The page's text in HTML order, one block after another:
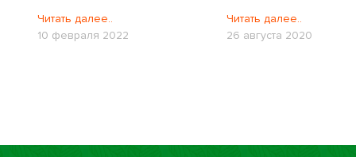
Читать далее..
10 февраля 2022
Читать далее..
26 августа 2020